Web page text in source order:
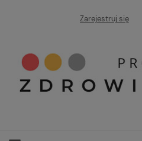
Zarejestruj się